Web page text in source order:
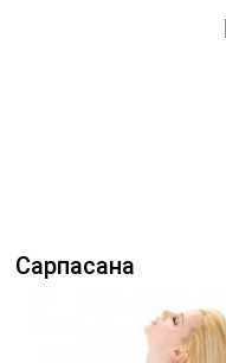
хорошее
сильнее тянитесь